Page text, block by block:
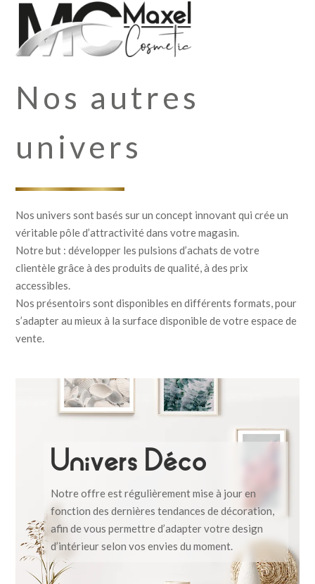
Nos autres
univers
Nos univers sont basés sur un concept innovant qui crée un
véritable pôle d’attractivité dans votre magasin.
Notre but : développer les pulsions d’achats de votre
clientèle grâce à des produits de qualité, à des prix
accessibles.
Nos présentoirs sont disponibles en différents formats, pour
s’adapter au mieux à la surface disponible de votre espace de
vente.
Univers Déco
Notre offre est régulièrement mise à jour en
fonction des dernières tendances de décoration,
afin de vous permettre d’adapter votre design
d’intérieur selon vos envies du moment.